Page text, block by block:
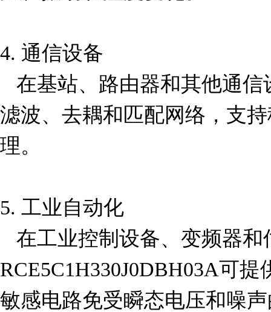
4. 通信设备
滤波、去耦和匹配网络，支
理。
5. 工业自动化
RCE5C1H330J0DBH03A可
敏感电路免受瞬态电压和噪